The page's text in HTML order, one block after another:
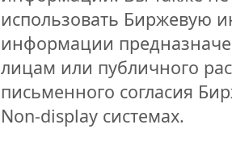
использовать Биржевую
информации
лицам или публичного
письменного согласия
Non-display системах.